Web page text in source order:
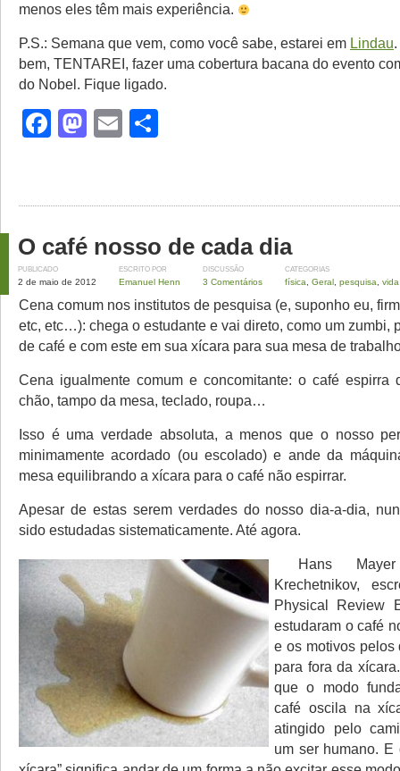
menos eles têm mais experiência.
P.S.: Semana que vem, como você sabe, estarei em Lindau
bem, TENTAREI, fazer uma cobertura bacana do evento
do Nobel. Fique ligado.
Facebook
Mastodon
Email
O café nosso de cada dia
PUBLICADO
2 de maio de 2012
ESCRITO POR
Emanuel Henn
DISCUSSÃO
3 Comentários
CATEGORIAS
física Geral pesquisa
Cena comum nos institutos de pesquisa (e, suponho eu,
etc, etc…): chega o estudante e vai direto, como um zumbi,
de café e com este em sua xícara para sua mesa de
Cena igualmente comum e concomitante: o café espirra
chão, tampo da mesa, teclado, roupa…
Isso é uma verdade absoluta, a menos que o nosso
minimamente acordado (ou escolado) e ande da
mesa equilibrando a xícara para o café não espirrar.
Apesar de estas serem verdades do nosso dia-a-dia,
sido estudadas sistematicamente. Até agora.
Hans
Krechetnikov,
Physical Review
estudaram o café
e os motivos pelos
para fora da
que o modo
café oscila na
atingido pelo
um ser humano. E